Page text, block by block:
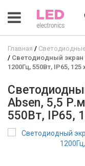
Главная
Светодиодный экран
1200Гц, 550Вт, IP65,
Absen, 5,5
550Вт, IP65,